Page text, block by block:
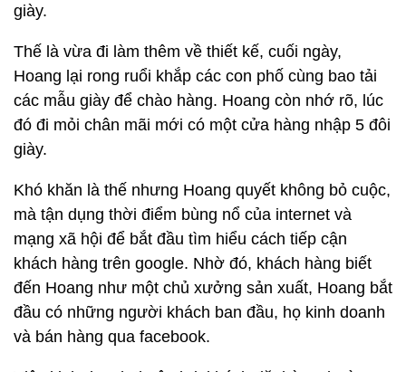
giày.
Thế là vừa đi làm thêm về thiết kế, cuối ngày,
Hoang lại rong ruổi khắp các con phố cùng bao tải
các mẫu giày để chào hàng. Hoang còn nhớ rõ, lúc
đó đi mỏi chân mãi mới có một cửa hàng nhập 5 đôi
giày.
Khó khăn là thế nhưng Hoang quyết không bỏ cuộc,
mà tận dụng thời điểm bùng nổ của internet và
mạng xã hội để bắt đầu tìm hiểu cách tiếp cận
khách hàng trên google. Nhờ đó, khách hàng biết
đến Hoang như một chủ xưởng sản xuất, Hoang bắt
đầu có những người khách ban đầu, họ kinh doanh
và bán hàng qua facebook.